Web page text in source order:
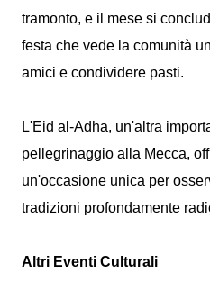
tramonto, e il mese si
festa che vede la comunità
amici e condividere pasti.
L'Eid al-Adha, un'altra
pellegrinaggio alla Mecca,
un'occasione unica per
tradizioni profondamente
Altri Eventi Culturali